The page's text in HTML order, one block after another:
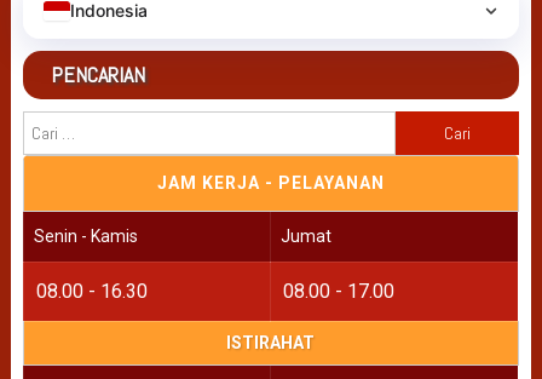
Indonesia
PENCARIAN
untuk:
JAM KERJA - PELAYANAN
Senin - Kamis Jumat
08.00 - 16.30 08.00 - 17.00
ISTIRAHAT